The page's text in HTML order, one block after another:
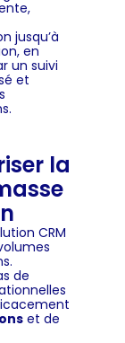
jusqu’à
en
un suivi
et
la
CRM
de
et de